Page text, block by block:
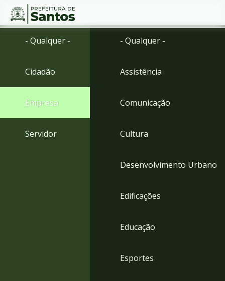
Ir
Ir
menu
Conteúdo
- Qualquer -
Cidadão
Empresa
Servidor
- Qualquer -
Assistência
Comunicação
Cultura
Desenvolvimento Urbano
Edificações
Educação
Esportes